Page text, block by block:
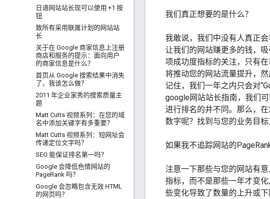
日语网站站长现可以使用 +1 按
钮
致所有采用联属计划的网站站
长
关于在 Google 商家信息上注册
商店和服务的提示：面向用户
的商家信息是什么？
首页从 Google 搜索结果中消失
了，我该怎么做？
2011 年企业家秀的搜索质量主
题
Matt Cutts 视频系列：在您的域
名中添加关键字有多重要？
Matt Cutts 视频系列：短网址会
传递定位文字吗？
SEO 能保证排名第一吗？
Google 会降低色情网站的
PageRank 吗？
Google 会忽略包含无效 HTML
的网页吗？
我们真正想要的是什么？
我敢说，我们中没有人真正
让我们的网站赚更多的钱，
项成功度指标的关注，只有
将推动您的网站流量提升，
记住，我们一年之内只会对
google网站站长指南，我们
进行排名的并不同。那么，
数字呢？找到与您的业务目
如果我不追踪网站的
注意一下那些与您的网站有
指标，而不是那些一年才变
些变化导致了数量的上升或